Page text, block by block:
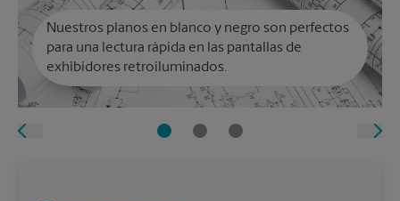
Nuestros planos en blanco y negro son perfectos
para una lectura rápida en las pantallas de
exhibidores retroiluminados.